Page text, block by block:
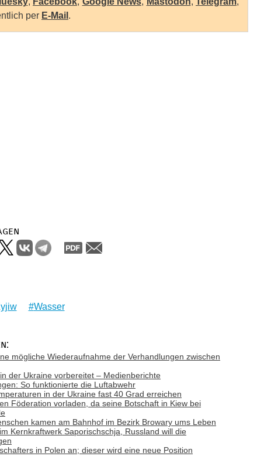
per E-Mail .
Wasser
mögliche Wiederaufnahme der Verhandlungen zwischen
der Ukraine vorbereitet – Medienberichte
So funktionierte die Luftabwehr
in der Ukraine fast 40 Grad erreichen
Föderation vorladen, da seine Botschaft in Kiew bei
kamen am Bahnhof im Bezirk Browary ums Leben
Kernkraftwerk Saporischschja, Russland will die
in Polen an; dieser wird eine neue Position